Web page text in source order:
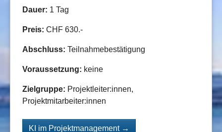
Dauer: 1 Tag
Preis: CHF 630.-
Abschluss: Teilnahmebestätigung
Voraussetzung: keine
Zielgruppe: Projektleiter:innen,
Projektmitarbeiter:innen
KI im Projektmanagement →